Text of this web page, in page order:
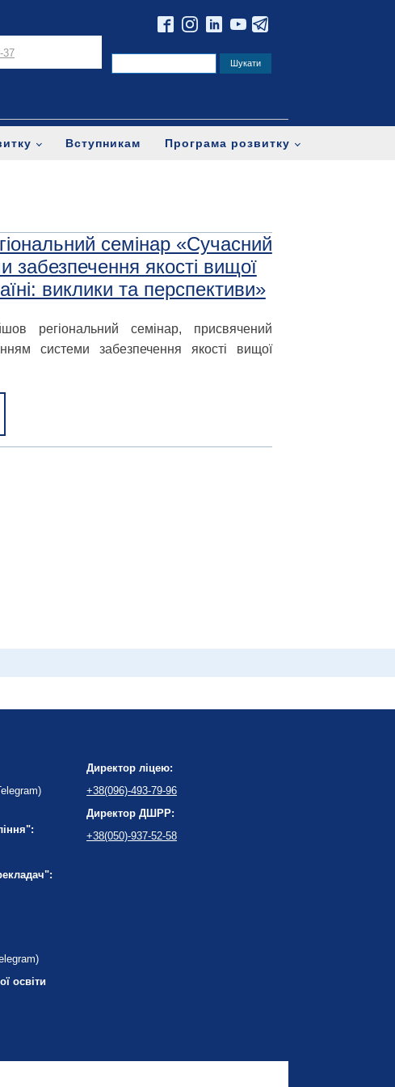
37
Вступникам Програма розвитку
семінар «Сучасний
забезпечення якості вищої
виклики та перспективи»
регіональний семінар, присвячений
системи забезпечення якості вищої
освіти
Директор ліцею:
+38(096)-493-79-96
Директор ДШРР:
+38(050)-937-52-58